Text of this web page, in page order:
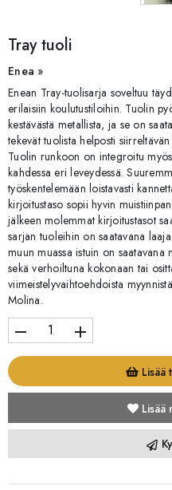
Tray tuoli
Enea »
Enean Tray-tuolisarja soveltuu
erilaisiin koulutustiloihin. Tuolin
kestävästä metallista, ja se on
tekevät tuolista helposti
Tuolin runkoon on integroitu
kahdessa eri leveydessä.
työskentelemään loistavasti
kirjoitustaso sopii hyvin
jälkeen molemmat kirjoitustasot
sarjan tuoleihin on saatavana
muun muassa istuin on
sekä verhoiltuna kokonaan tai
viimeistelyvaihtoehdoista
Molina.
remove add
Lisää
Lisää